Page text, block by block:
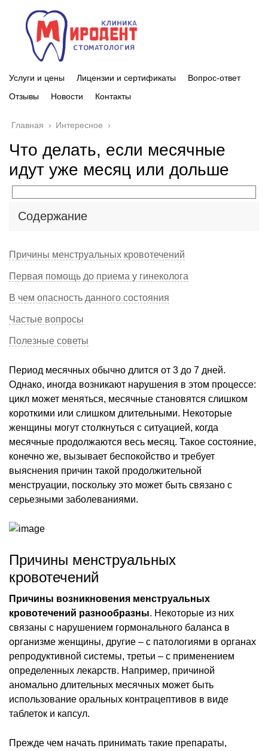
Услуги и цены Лицензии и сертификаты
Вопрос-ответ
Отзывы
Новости Контакты
Главная › Интересное ›
Что делать, если месячные
идут уже месяц или дольше
Содержание
Причины менструальных кровотечений
Первая помощь до приема у гинеколога
В чем опасность данного состояния
Частые вопросы
Полезные советы
Период месячных обычно длится от 3 до 7 дней.
Однако, иногда возникают нарушения в этом процессе:
цикл может меняться, месячные становятся слишком
короткими или слишком длительными. Некоторые
женщины могут столкнуться с ситуацией, когда
месячные продолжаются весь месяц. Такое состояние,
конечно же, вызывает беспокойство и требует
выяснения причин такой продолжительной
менструации, поскольку это может быть связано с
серьезными заболеваниями.
Причины менструальных
кровотечений
Причины возникновения менструальных
кровотечений разнообразны. Некоторые из них
связаны с нарушением гормонального баланса в
организме женщины, другие – с патологиями в органах
репродуктивной системы, третьи – с применением
определенных лекарств. Например, причиной
аномально длительных месячных может быть
использование оральных контрацептивов в виде
таблеток и капсул.
Прежде чем начать принимать такие препараты,